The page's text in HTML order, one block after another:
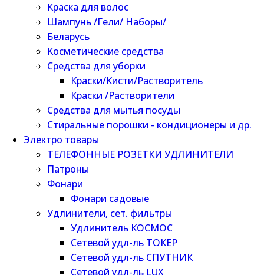
Краска для волос
Шампунь /Гели/ Наборы/
Беларусь
Косметические средства
Средства для уборки
Краски/Кисти/Растворитель
Краски /Растворители
Средства для мытья посуды
Стиральные порошки - кондиционеры и др.
Электро товары
ТЕЛЕФОННЫЕ РОЗЕТКИ УДЛИНИТЕЛИ
Патроны
Фонари
Фонари садовые
Удлинители, сет. фильтры
Удлинитель КОСМОС
Сетевой удл-ль ТОКЕР
Сетевой удл-ль СПУТНИК
Сетевой удл-ль LUX